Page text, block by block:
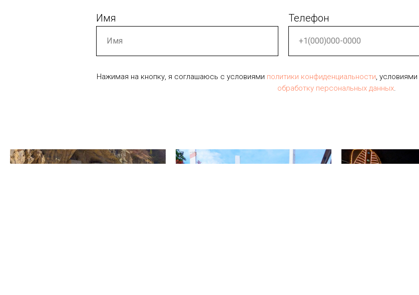
Имя Телефон
Нажимая на кнопку, я соглашаюсь с условиями политики конфиденциальности, условиями
обработку персональных данных.